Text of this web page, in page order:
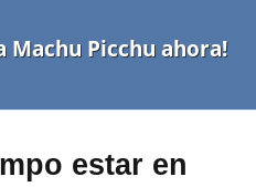
Machu Picchu ahora!
estar en